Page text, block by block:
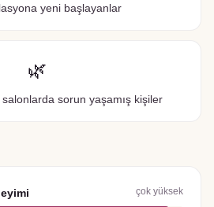
yeni başlayanlar
🌿
sorun yaşamış kişiler
çok yüksek